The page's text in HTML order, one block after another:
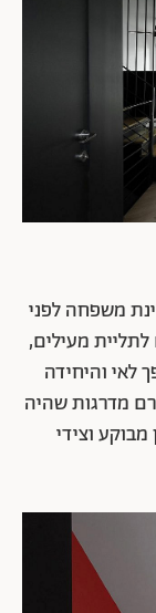
משפחה לפני
מעילים,
לאי והיחידה
מדרגות שהיה
וצידי